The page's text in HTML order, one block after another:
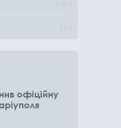
офіційну